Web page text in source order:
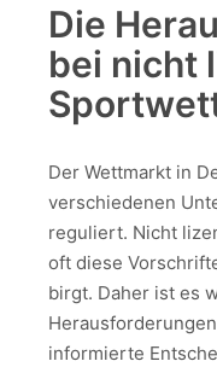
Die
bei nicht
Der Wettmarkt in
verschiedenen
reguliert. Nicht
oft diese
birgt. Daher ist es
informierte